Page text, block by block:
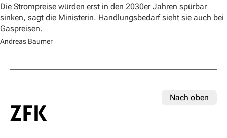
Die Strompreise würden erst in den 2030er Jahren spürbar
sinken, sagt die Ministerin. Handlungsbedarf sieht sie auch bei
Gaspreisen.
Andreas Baumer
Nach oben